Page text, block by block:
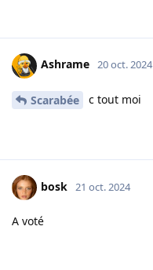
Ashrame 20 oct. 2024
Scarabée c tout moi
bosk 21 oct. 2024
A voté